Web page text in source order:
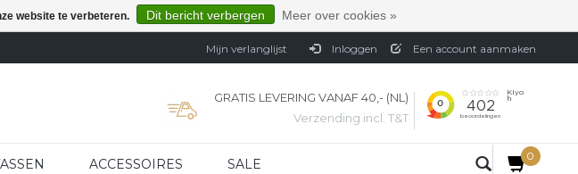
Mijn verlanglijst Inloggen Een account aanmaken
GRATIS LEVERING VANAF 40,- (NL)
Verzending incl. T&T
ACCESSOIRES SALE
0
website te verbeteren. Dit bericht verbergen Meer over cookies »